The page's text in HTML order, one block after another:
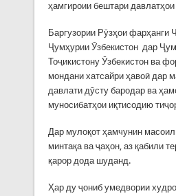
ҳамгироии бештари
Баргузории Рӯзҳои фарҳанги
Ҷумҳурии Ӯзбекистон дар
Тоҷикистону Ӯзбекистон ва
мондани хатсайри ҳавоӣ дар
давлати дӯсту бародар ва
муносибатҳои иқтисодию
Дар мулоқот ҳамчунин
минтақа ва ҷаҳон, аз қабили
қарор дода шуданд.
Ҳар ду ҷониб умедвории